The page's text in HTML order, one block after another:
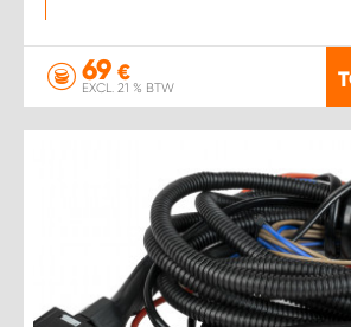
69 €
EXCL. 21 % BTW